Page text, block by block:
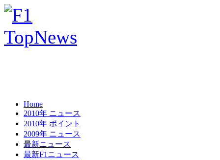
Home
2010年 ニュース
2010年 ポイント
2009年 ニュース
最新ニュース
最新F1ニュース